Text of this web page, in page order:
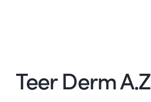
Teer Derm A.Z